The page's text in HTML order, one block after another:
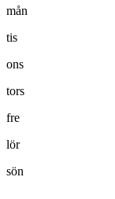
mån
tis
ons
tors
fre
lör
sön